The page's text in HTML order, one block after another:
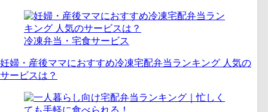
冷凍弁当・宅食サービス
妊婦・産後ママにおすすめ冷凍宅配弁当ランキング 人気の
サービスは？